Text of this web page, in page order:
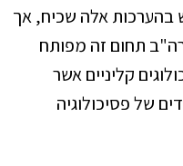
בהערכות אלה שכיח, אך
תחום זה מפותח
קליניים אשר
של פסיכולוגיה